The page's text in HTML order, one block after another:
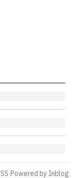
·Powered by Inblog